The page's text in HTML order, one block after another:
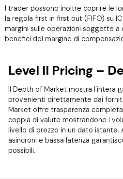
I trader possono inoltre coprire le
la regola first in first out (FIFO) su
margini sulle operazioni soggette
benefici del margine di
Level II Pricing –
Il Depth of Market mostra l'intera
provenienti direttamente dai
Market offre trasparenza
coppia di valute mostrandone i
livello di prezzo in un dato istante.
asincroni e bassa latenza
possibili.